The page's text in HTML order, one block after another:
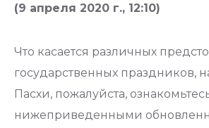
(9 апреля 2020 г., 12:10)
Что касается различных
государственных праздников,
Пасхи, пожалуйста,
нижеприведенными